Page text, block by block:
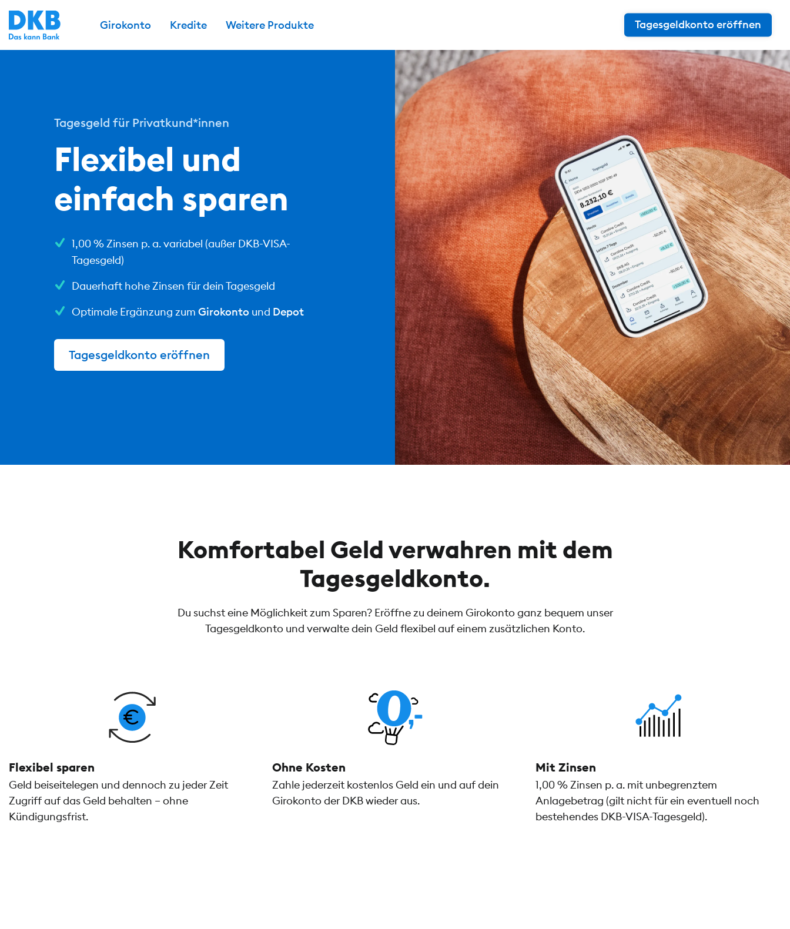
Girokonto Kredite Weitere Produkte Tagesgeldkonto eröffnen
Tagesgeld für Privatkund*innen
Flexibel und
einfach sparen
1,00 % Zinsen p. a. variabel(außer DKB-VISA-
Tagesgeld)
Dauerhaft hohe Zinsen für dein Tagesgeld
Optimale Ergänzung zumGirokonto und Depot
Tagesgeldkonto eröffnen
Komfortabel Geld verwahren mit dem
Tagesgeldkonto.
Du suchst eine Möglichkeit zum Sparen? Eröffne zu deinem Girokonto ganz bequem unser
Tagesgeldkonto und verwalte dein Geld flexibel auf einem zusätzlichen Konto.
Flexibel sparen
Geld beiseitelegen und dennoch zu jeder Zeit
Zugriff auf das Geld behalten – ohne
Kündigungsfrist.
Ohne Kosten
Zahle jederzeit kostenlos Geld ein und auf dein
Girokonto der DKB wieder aus.
Mit Zinsen
1,00 % Zinsen p. a. mit unbegrenztem
Anlagebetrag (gilt nicht für ein eventuell noch
bestehendes DKB-VISA-Tagesgeld).